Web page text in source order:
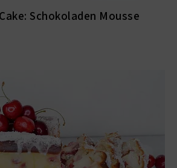
Schokoladen Mousse